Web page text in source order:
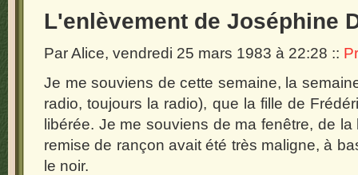
L'enlèvement de Joséphine
Par Alice, vendredi 25 mars 1983 à 22:28 ::
Je me souviens de cette semaine, la
radio, toujours la radio), que la fille de
libérée. Je me souviens de ma fenêtre, de
remise de rançon avait été très maligne, à
le noir.